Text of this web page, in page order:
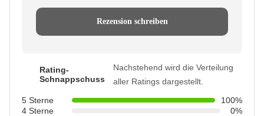
Rezension schreiben
Rating-
Schnappschuss
Nachstehend wird die Verteilung
aller Ratings dargestellt.
5 Sterne
100%
4 Sterne
0%